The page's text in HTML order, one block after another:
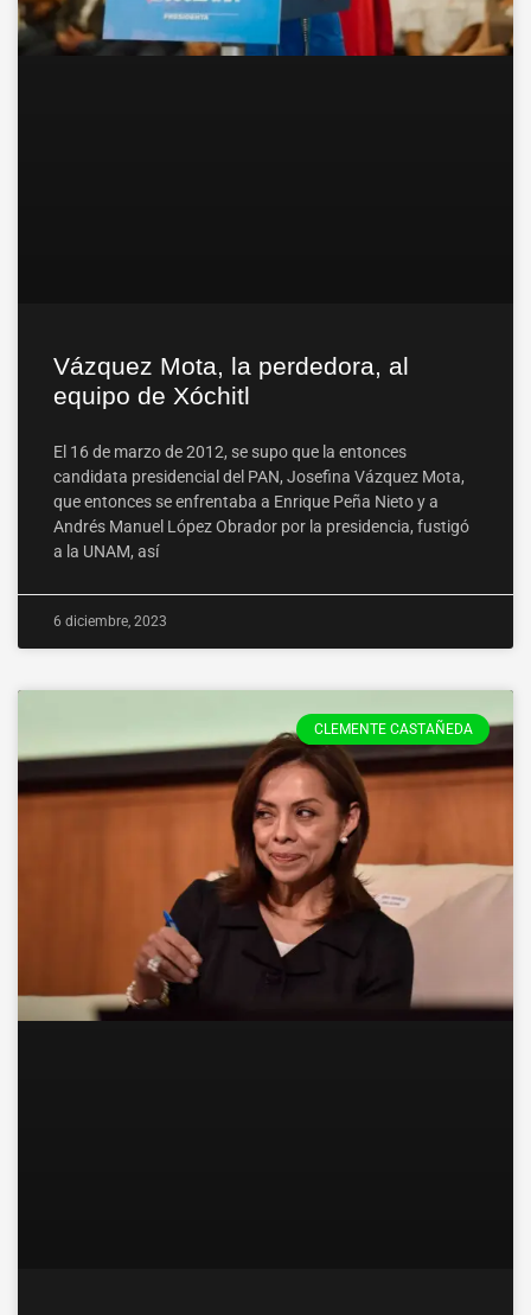
Vázquez Mota, la perdedora, al
equipo de Xóchitl
El 16 de marzo de 2012, se supo que la entonces
candidata presidencial del PAN, Josefina Vázquez Mota,
que entonces se enfrentaba a Enrique Peña Nieto y a
Andrés Manuel López Obrador por la presidencia, fustigó
a la UNAM, así
6 diciembre, 2023
CLEMENTE CASTAÑEDA